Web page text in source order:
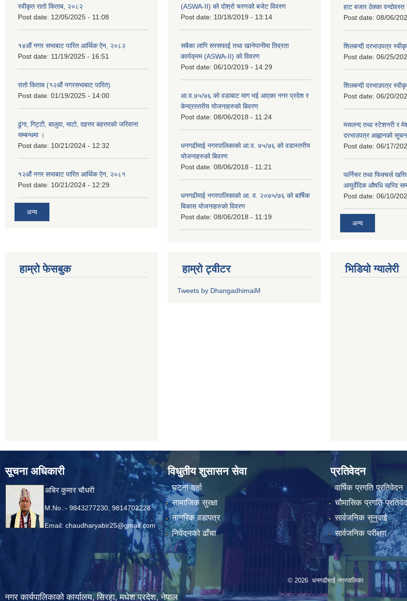
स्वीकृत रातो किताब, २०८२
Post date: 12/05/2025 - 11:08
१४औं नगर सभाबाट पारित आर्थिक ऐन, २०८२
Post date: 11/19/2025 - 16:51
रातो किताब (१२औं नगरसभाबाट पारित)
Post date: 01/19/2025 - 14:00
ढुंगा, गिट्टी, बालुवा, माटो, दहत्तर बहत्तरको जरिवाना
सम्बन्धमा ।
Post date: 10/21/2024 - 12:32
१२औं नगर सभाबाट पारित आर्थिक ऐन, २०८१
Post date: 10/21/2024 - 12:29
अन्य
(ASWA-II) को दोश्रो चरणको बजेट विवरण
Post date: 10/18/2019 - 13:14
सबैका लागि सरसफाई तथा खानेपानीमा तिव्रता
कार्यक्रम (ASWA-II) को विवरण
Post date: 06/10/2019 - 14:29
आ.व.७५/७६ को वडाबाट माग भई आएका नगर प्रदेश र
केन्द्रस्तरीय योजनाहरुको बिवरण
Post date: 08/06/2018 - 11:24
धनगढीमाई नगरपालिकाको आ.व. ७५/७६ को वडास्तरीय
योजनाहरुको बिवरण
Post date: 08/06/2018 - 11:21
धनगढीमाई नगरपालिकाको आ. व. २०७५/७६ को बार्षिक
बिकास योजनाहरुको विवरण
Post date: 08/06/2018 - 11:19
हाट बजार ठेक्का
Post date: 08/06/
शिलबन्दी दरभाउपत्र
Post date: 06/25/
शिलबन्दी दरभाउपत्र
Post date: 06/20/
मसलन्द तथा स्टेशनरी र
दरभाउपत्र आह्वानको
Post date: 06/17/
फर्निचर तथा फिक्चर्स
आयुर्वेदिक औषधि खरिद
Post date: 06/10/
अन्य
हाम्रो फेसबुक हाम्रो ट्वीटर
Tweets by DhangadhimaiM
भिडियाे ग्यालेरी
सूचना अधिकारी
अबिर कुमार चौधरी
M.No.:- 9843277230, 9814702228
Email: chaudharyabir25@gmail.com
विधुतीय शुसासन सेवा
घटना दर्ता
सामाजिक सुरक्षा
नागरिक वडापत्र
निवेदनको ढाँचा
प्रतिवेदन
वार्षिक प्रगति प्रतिवेदन
चौमासिक प्रगति
सार्वजनिक सुनुवाई
सार्वजनिक परीक्षण
© 2026 धनगढीमाई नगरपालिका
नगर कार्यपालिकाको कार्यालय, सिरहा, मधेश प्रदेश, नेपाल